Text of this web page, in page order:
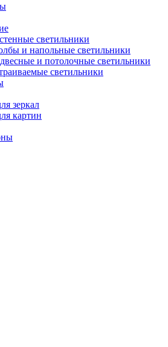
светильники
и напольные светильники
и потолочные светильники
светильники
зеркал
картин